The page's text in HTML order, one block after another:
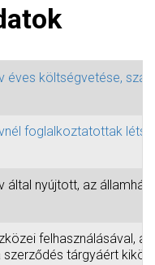
éves költségvetése,
foglalkoztatottak
által nyújtott, az
felhasználásával,
tárgyáért